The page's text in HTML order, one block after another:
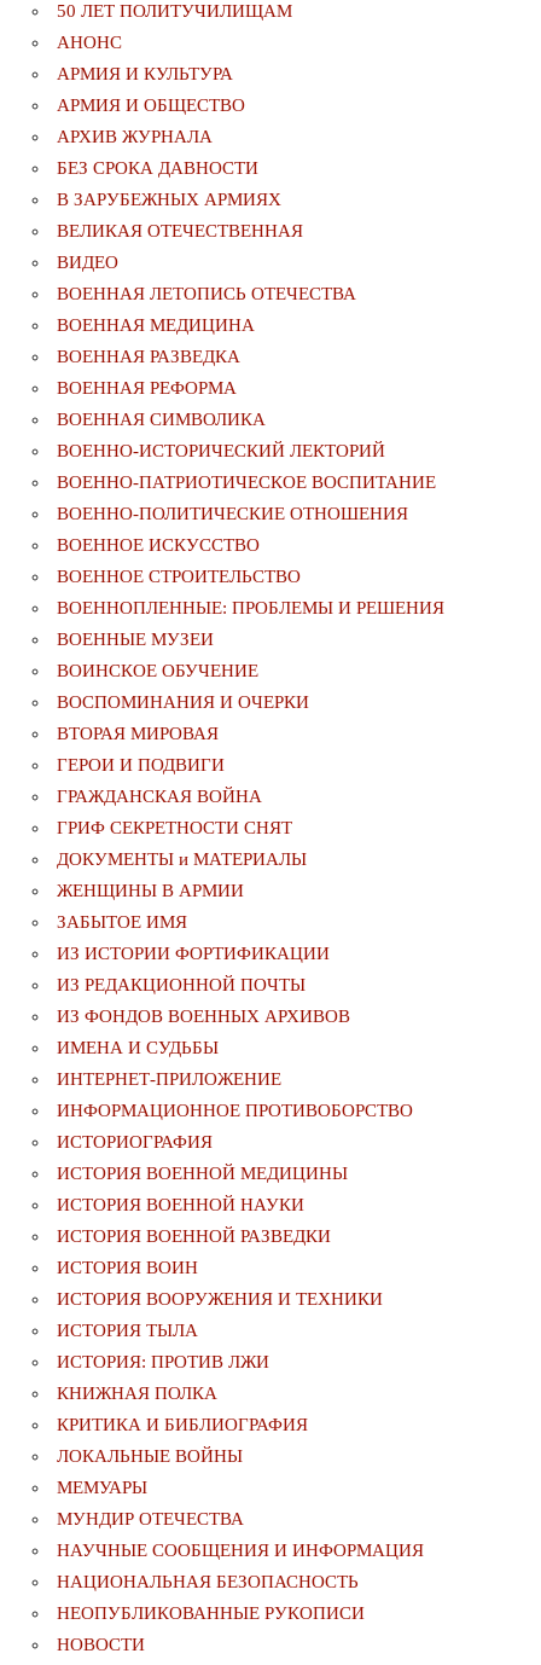
50 ЛЕТ ПОЛИТУЧИЛИЩАМ
АНОНС
АРМИЯ И КУЛЬТУРА
АРМИЯ И ОБЩЕСТВО
АРХИВ ЖУРНАЛА
БЕЗ СРОКА ДАВНОСТИ
В ЗАРУБЕЖНЫХ АРМИЯХ
ВЕЛИКАЯ ОТЕЧЕСТВЕННАЯ
ВИДЕО
ВОЕННАЯ ЛЕТОПИСЬ ОТЕЧЕСТВА
ВОЕННАЯ МЕДИЦИНА
ВОЕННАЯ РАЗВЕДКА
ВОЕННАЯ РЕФОРМА
ВОЕННАЯ СИМВОЛИКА
ВОЕННО-ИСТОРИЧЕСКИЙ ЛЕКТОРИЙ
ВОЕННО-ПАТРИОТИЧЕСКОЕ ВОСПИТАНИЕ
ВОЕННО-ПОЛИТИЧЕСКИE ОТНОШЕНИЯ
ВОЕННОЕ ИСКУССТВО
ВОЕННОЕ СТРОИТЕЛЬСТВО
ВОЕННОПЛЕННЫЕ: ПРОБЛЕМЫ И РЕШЕНИЯ
ВОЕННЫЕ МУЗЕИ
ВОИНСКОЕ ОБУЧЕНИЕ
ВОСПОМИНАНИЯ И ОЧЕРКИ
ВТОРАЯ МИРОВАЯ
ГЕРОИ И ПОДВИГИ
ГРАЖДАНСКАЯ ВОЙНА
ГРИФ СЕКРЕТНОСТИ СНЯТ
ДОКУМЕНТЫ и МАТЕРИАЛЫ
ЖЕНЩИНЫ В АРМИИ
ЗАБЫТОЕ ИМЯ
ИЗ ИСТОРИИ ФОРТИФИКАЦИИ
ИЗ РЕДАКЦИОННОЙ ПОЧТЫ
ИЗ ФОНДОВ ВОЕННЫХ АРХИВОВ
ИМЕНА И СУДЬБЫ
ИНТЕРНЕТ-ПРИЛОЖЕНИЕ
ИНФОРМАЦИОННОЕ ПРОТИВОБОРСТВО
ИСТОРИОГРАФИЯ
ИСТОРИЯ ВОЕННОЙ МЕДИЦИНЫ
ИСТОРИЯ ВОЕННОЙ НАУКИ
ИСТОРИЯ ВОЕННОЙ РАЗВЕДКИ
ИСТОРИЯ ВОИН
ИСТОРИЯ ВООРУЖЕНИЯ И ТЕХНИКИ
ИСТОРИЯ ТЫЛА
ИСТОРИЯ: ПРОТИВ ЛЖИ
КНИЖНАЯ ПОЛКА
КРИТИКА И БИБЛИОГРАФИЯ
ЛОКАЛЬНЫЕ ВОЙНЫ
МЕМУАРЫ
МУНДИР ОТЕЧЕСТВА
НАУЧНЫЕ СООБЩЕНИЯ И ИНФОРМАЦИЯ
НАЦИОНАЛЬНАЯ БЕЗОПАСНОСТЬ
НЕОПУБЛИКОВАННЫЕ РУКОПИСИ
НОВОСТИ